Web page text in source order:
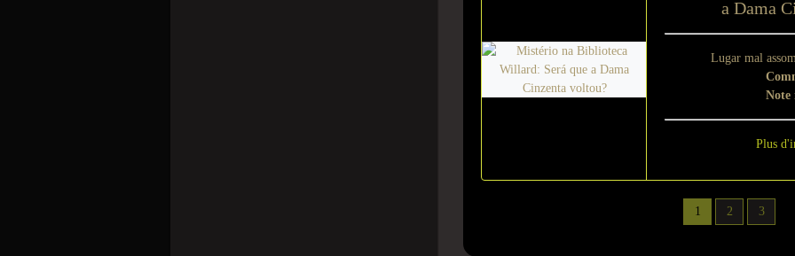
1 2 3
a Dama
Lugar mal
Note
Plus